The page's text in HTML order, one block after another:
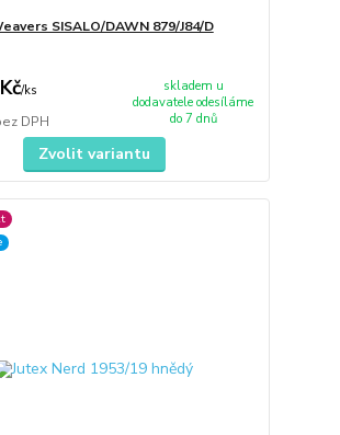
SISALO/DAWN 879/J84/D
/ks
DPH
skladem u
dodavatele odesíláme
do 7 dnů
Zvolit variantu